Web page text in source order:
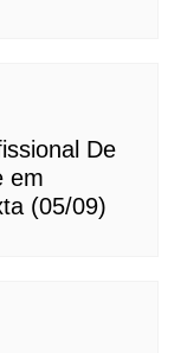
De
em
(05/09)